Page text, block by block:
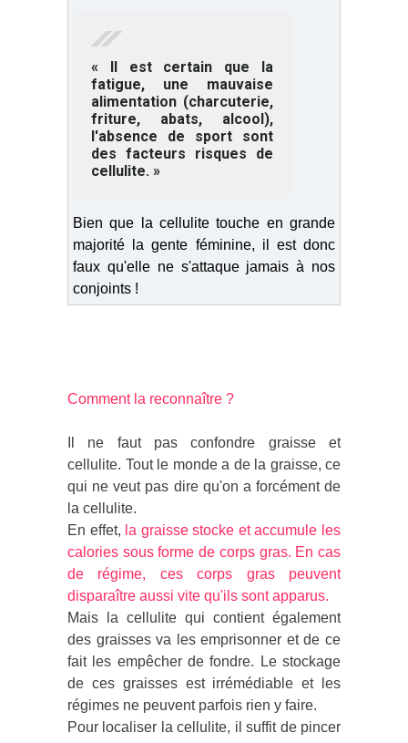
« Il est certain que la
fatigue, une mauvaise
alimentation (charcuterie,
friture, abats, alcool),
l'absence de sport sont
des facteurs risques de
cellulite. »
Bien que la cellulite touche en grande
majorité la gente féminine, il est donc
faux qu'elle ne s'attaque jamais à nos
conjoints !
Comment la reconnaître ?
Il ne faut pas confondre graisse et
cellulite. Tout le monde a de la graisse, ce
qui ne veut pas dire qu'on a forcément de
la cellulite.
En effet, la graisse stocke et accumule les
calories sous forme de corps gras. En cas
de régime, ces corps gras peuvent
disparaître aussi vite qu'ils sont apparus.
Mais la cellulite qui contient également
des graisses va les emprisonner et de ce
fait les empêcher de fondre. Le stockage
de ces graisses est irrémédiable et les
régimes ne peuvent parfois rien y faire.
Pour localiser la cellulite, il suffit de pincer